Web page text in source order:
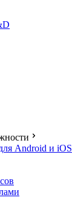
Android и iOS